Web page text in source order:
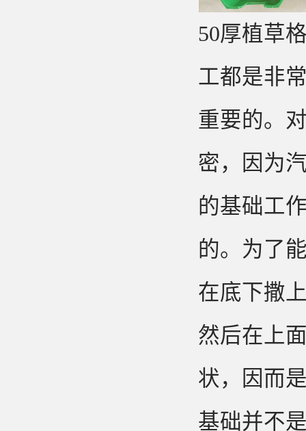
50厚植草
工都是非
重要的。
密，因为
的基础工
的。为了
在底下撒
然后在上
状，因而
基础并不